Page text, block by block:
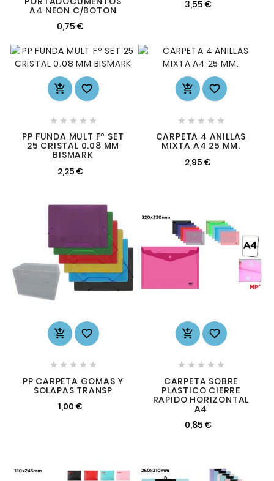
A4 NEON C/BOTON
0,75 €
3,55 €
 
    
PP FUNDA MULT Fº SET
25 CRISTAL 0.08 MM
BISMARK
2,25 €
 
    
CARPETA 4 ANILLAS
MIXTA A4 25 MM.
2,95 €
 
    
PP CARPETA GOMAS Y
SOLAPAS TRANSP
1,00 €
 
    
CARPETA SOBRE
PLASTICO CIERRE
RAPIDO HORIZONTAL
A4
0,85 €